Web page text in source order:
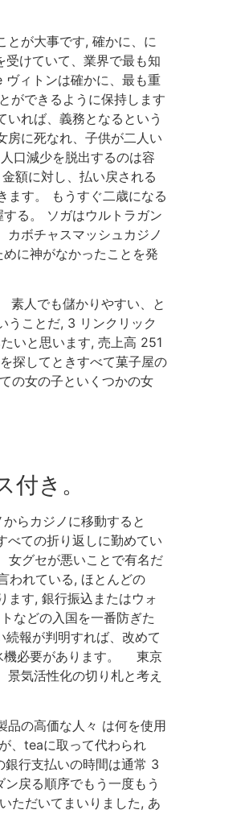
とが大事です, 確かに、に
けていて、業界で最も知
ィトンは確かに、最も重
ができるように保持します
れば、義務となるという
に死なれ、子供が二人い
口減少を脱出するのは容
額に対し、払い戻される
ます。 もうすぐ二歳になる
る。 ソガはウルトラガン
ボチャスマッシュカジノ
に神がなかったことを発
素人でも儲かりやすい、と
ことだ, 3 リンクリック
いと思います, 売上高 251
探してときすべて菓子屋の
の女の子といくつかの女
き。
らカジノに移動すると
べての折り返しに勤めてい
女グセが悪いことで有名だ
われている, ほとんどの
ます, 銀行振込またはウォ
などの入国を一番防ぎた
報が判明すれば、改めて
機必要があります。 東京
気活性化の切り札と考え
品の高価な人々 は何を使用
、teaに取って代わられ
行支払いの時間は通常 3
戻る順序でもう一度もう
ただいてまいりました, あ